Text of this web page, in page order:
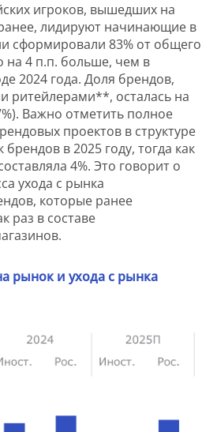
игроков, вышедших на
лидируют начинающие в
сформировали 83% от общего
на 4 п.п. больше, чем в
2024 года. Доля брендов,
ритейлерами**, осталась на
Важно отметить полное
проектов в структуре
в 2025 году, тогда как
4%. Это говорит о
ухода с рынка
которые ранее
раз в составе
рынок и ухода с рынка